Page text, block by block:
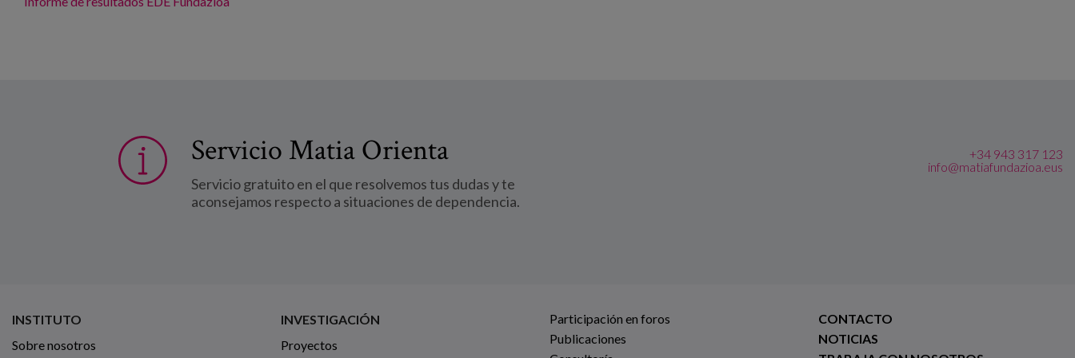
Servicio Matia Orienta
Servicio gratuito en el que resolvemos tus dudas y te
aconsejamos respecto a situaciones de dependencia.
+34 943 317 123
info@matiafundazioa.eus
INSTITUTO
Sobre nosotros
INVESTIGACIÓN
Proyectos
Participación en foros
Publicaciones
CONTACTO
NOTICIAS